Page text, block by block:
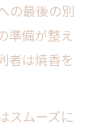
の最後の別
準備が整え
者は焼香を
スムーズに